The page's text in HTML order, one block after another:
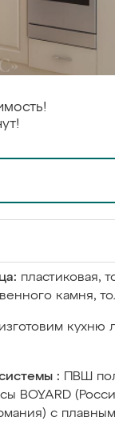
пластиковая,
камня,
изготовим кухню
:
ПВШ
BOYARD
с